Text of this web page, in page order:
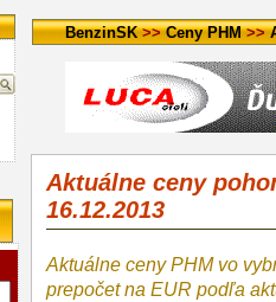
BenzinSK>>Ceny PHM>>
Aktuálne ceny
16.12.2013
Aktuálne ceny PHM vo
prepočet na EUR podľa